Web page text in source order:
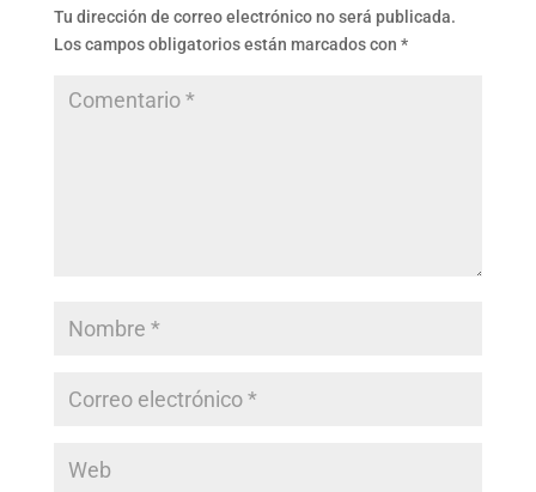
Tu dirección de correo electrónico no será publicada.
Los campos obligatorios están marcados con *